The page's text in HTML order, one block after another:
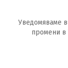
Уведомяваме
промени в